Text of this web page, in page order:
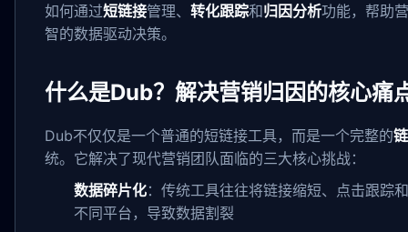
如何通过短链接管理、 转化跟踪和归因分析功能，帮助
智的数据驱动决策。
什么是Dub？解决营销归因的核心痛
Dub不仅仅是一个普通的短链接工具，而是一个完整的
统。它解决了现代营销团队面临的三大核心挑战：
数据碎片化：传统工具往往将链接缩短、点击跟踪
不同平台，导致数据割裂